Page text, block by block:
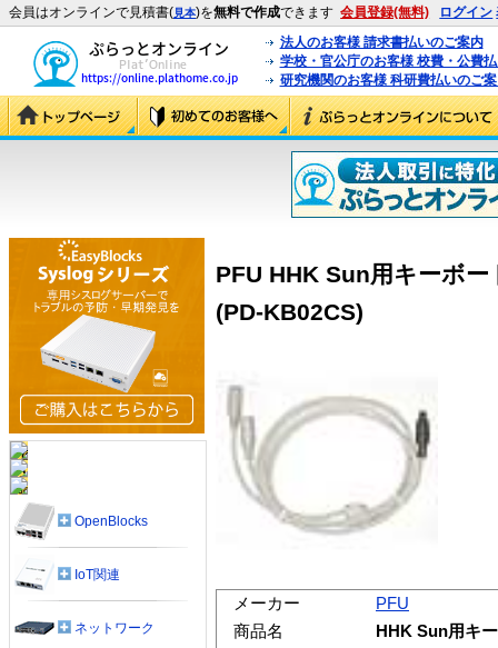
会員はオンラインで見積書(見本)を無料で作成できます 会員登録(無料) ログイン
法人のお客様 請求書払いのご案内
学校・官公庁のお客様 校費・公費
研究機関のお客様 科研費払いのご
PFU HHK Sun用キーボ
(PD-KB02CS)
メーカー
PFU
商品名
HHK Sun用キ
OpenBlocks
IoT関連
ネットワーク